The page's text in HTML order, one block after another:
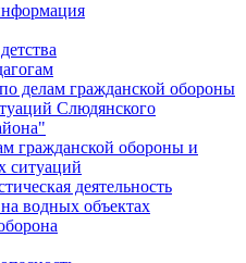
делам гражданской обороны
Слюдянского
гражданской обороны и
ситуаций
деятельность
водных объектах